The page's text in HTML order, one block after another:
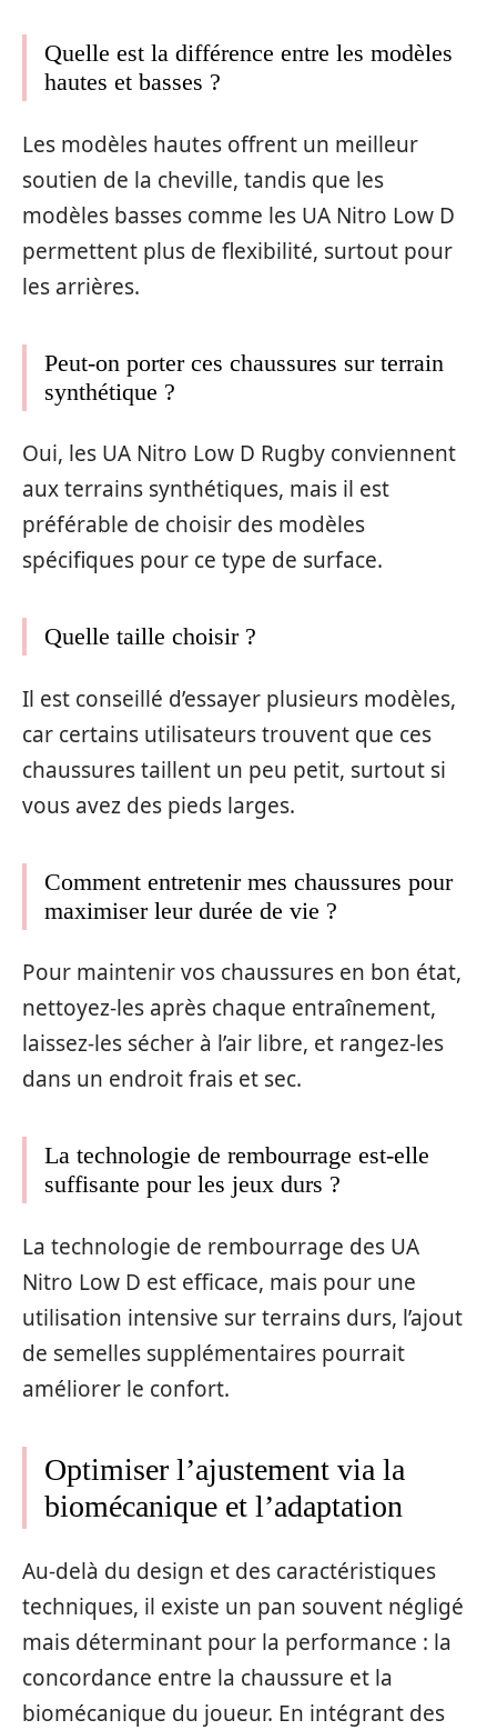
Quelle est la différence entre les modèles
hautes et basses ?
Les modèles hautes offrent un meilleur
soutien de la cheville, tandis que les
modèles basses comme les UA Nitro Low D
permettent plus de flexibilité, surtout pour
les arrières.
Peut-on porter ces chaussures sur terrain
synthétique ?
Oui, les UA Nitro Low D Rugby conviennent
aux terrains synthétiques, mais il est
préférable de choisir des modèles
spécifiques pour ce type de surface.
Quelle taille choisir ?
Il est conseillé d’essayer plusieurs modèles,
car certains utilisateurs trouvent que ces
chaussures taillent un peu petit, surtout si
vous avez des pieds larges.
Comment entretenir mes chaussures pour
maximiser leur durée de vie ?
Pour maintenir vos chaussures en bon état,
nettoyez-les après chaque entraînement,
laissez-les sécher à l’air libre, et rangez-les
dans un endroit frais et sec.
La technologie de rembourrage est-elle
suffisante pour les jeux durs ?
La technologie de rembourrage des UA
Nitro Low D est efficace, mais pour une
utilisation intensive sur terrains durs, l’ajout
de semelles supplémentaires pourrait
améliorer le confort.
Optimiser l’ajustement via la
biomécanique et l’adaptation
Au-delà du design et des caractéristiques
techniques, il existe un pan souvent négligé
mais déterminant pour la performance : la
concordance entre la chaussure et la
biomécanique du joueur. En intégrant des